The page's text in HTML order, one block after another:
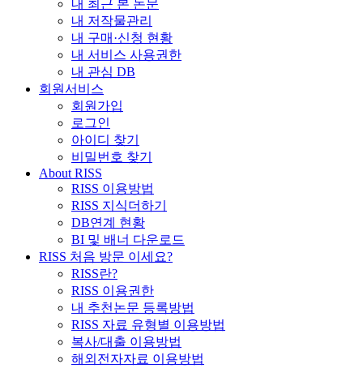
내 최근 본 논문
내 저작물관리
내 구매·신청 현황
내 서비스 사용권한
내 관심 DB
회원서비스
회원가입
로그인
아이디 찾기
비밀번호 찾기
About RISS
RISS 이용방법
RISS 지식더하기
DB연계 현황
BI 및 배너 다운로드
RISS 처음 방문 이세요?
RISS란?
RISS 이용권한
내 추천논문 등록방법
RISS 자료 유형별 이용방법
복사/대출 이용방법
해외전자자료 이용방법